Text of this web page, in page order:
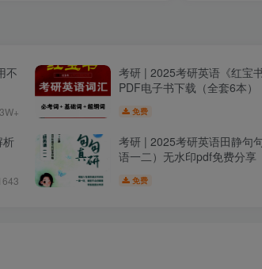
不
考研 | 2025考研英语《红宝
PDF电子书下载（全套6本）
免费
析
考研 | 2025考研英语田静句
语一二）无水印pdf免费分享
免费